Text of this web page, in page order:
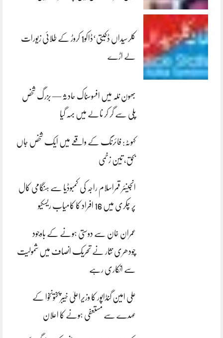
کلرسیداں ڈکیتی‘ڈاکو1 کروڑ کے طلائی زیورات
لے اڑے
بھون نلہ میں افسوسناک حادثہ — بزرگ شخص
پلی سے گر کر نالے میں بہہ گیا
کہوٹہ: فائرنگ کے واقعے میں ایک شخص جاں
بحق، تین زخمی
انجینئر قمراسلام راجہ کی کمبوڈیا سے ہنگامی کال
پر چکری میں 16 افراد کا کامیاب ریسکیو
عمران خان سے دوستی ہونے کے باوجود
چودھری نثار نے تحریک انصاف میں شمولیت
سے انکاری رہے
علی امین گنڈاپور کا وزیراعلیٰ خیبرپختونخوا کے
عہدے سے مستعفی ہونے کا اعلان